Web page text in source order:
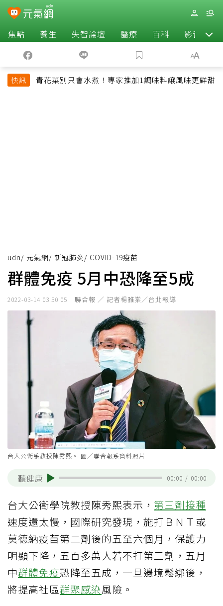
焦點 養生 失智論壇 醫療 百科 影音
快訊 青花菜別只會水煮！專家推加1調味料讓風味更鮮甜
udn/ 元氣網/ 新冠肺炎 / COVID-19疫苗
群體免疫 5月中恐降至5成
2022-03-14 03:50:05 聯合報 ／ 記者楊雅棠／台北報導
台大公衛系教授陳秀熙。 圖／聯合報系資料照片
聽健康 00:00 / 00:00
台大公衛學院教授陳秀熙表示， 第三劑接種
速度還太慢，國際研究發現，施打ＢＮＴ或
莫德納疫苗第二劑後的五至六個月，保護力
明顯下降，五百多萬人若不打第三劑，五月
中群體免疫恐降至五成，一旦邊境鬆綁後，
將提高社區群聚感染風險。